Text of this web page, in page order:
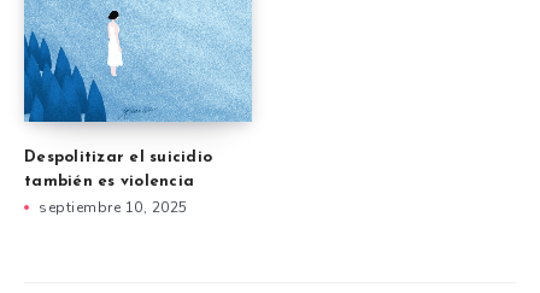
Despolitizar el suicidio
también es violencia
septiembre 10, 2025